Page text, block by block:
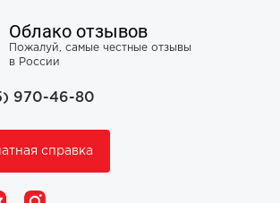
Облако отзывов
Пожалуй, самые честные отзывы
в России
970-46-80
справка